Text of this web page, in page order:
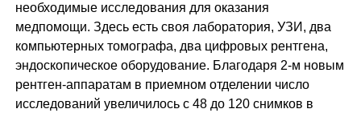
необходимые исследования для оказания
медпомощи. Здесь есть своя лаборатория, УЗИ, два
компьютерных томографа, два цифровых рентгена,
эндоскопическое оборудование. Благодаря 2-м новым
рентген-аппаратам в приемном отделении число
исследований увеличилось с 48 до 120 снимков в